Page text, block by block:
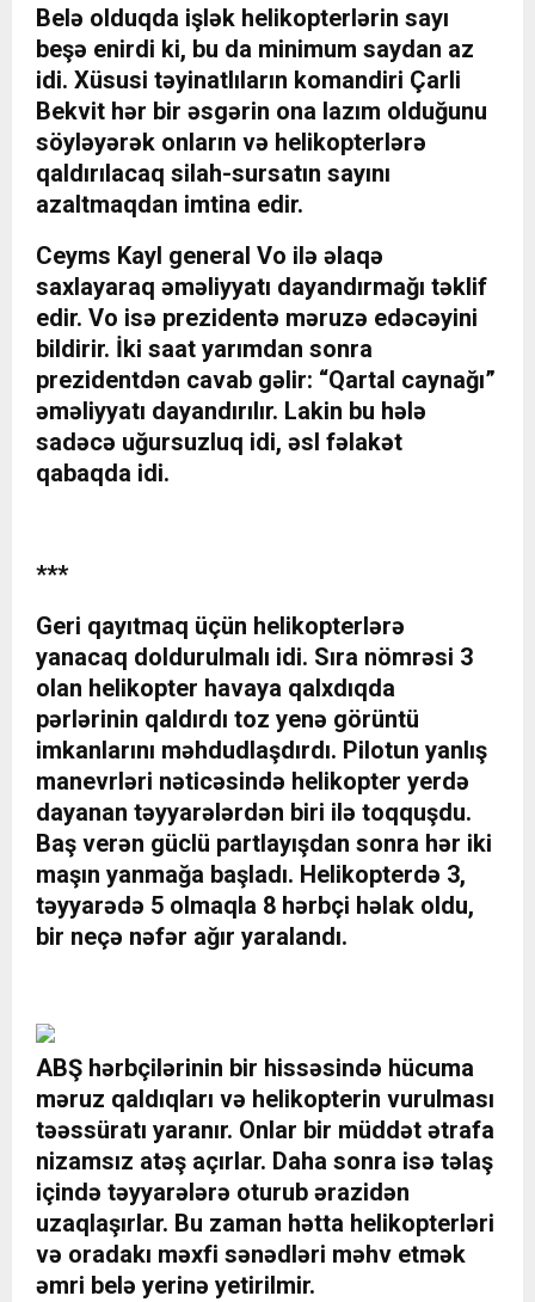
Belə olduqda işlək helikopterlərin sayı
beşə enirdi ki, bu da minimum saydan az
idi. Xüsusi təyinatlıların komandiri Çarli
Bekvit hər bir əsgərin ona lazım olduğunu
söyləyərək onların və helikopterlərə
qaldırılacaq silah-sursatın sayını
azaltmaqdan imtina edir.
Ceyms Kayl general Vo ilə əlaqə
saxlayaraq əməliyyatı dayandırmağı təklif
edir. Vo isə prezidentə məruzə edəcəyini
bildirir. İki saat yarımdan sonra
prezidentdən cavab gəlir: “Qartal caynağı”
əməliyyatı dayandırılır. Lakin bu hələ
sadəcə uğursuzluq idi, əsl fəlakət
qabaqda idi.
***
Geri qayıtmaq üçün helikopterlərə
yanacaq doldurulmalı idi. Sıra nömrəsi 3
olan helikopter havaya qalxdıqda
pərlərinin qaldırdı toz yenə görüntü
imkanlarını məhdudlaşdırdı. Pilotun yanlış
manevrləri nəticəsində helikopter yerdə
dayanan təyyarələrdən biri ilə toqquşdu.
Baş verən güclü partlayışdan sonra hər iki
maşın yanmağa başladı. Helikopterdə 3,
təyyarədə 5 olmaqla 8 hərbçi həlak oldu,
bir neçə nəfər ağır yaralandı.
ABŞ hərbçilərinin bir hissəsində hücuma
məruz qaldıqları və helikopterin vurulması
təəssüratı yaranır. Onlar bir müddət ətrafa
nizamsız atəş açırlar. Daha sonra isə təlaş
içində təyyarələrə oturub ərazidən
uzaqlaşırlar. Bu zaman hətta helikopterləri
və oradakı məxfi sənədləri məhv etmək
əmri belə yerinə yetirilmir.